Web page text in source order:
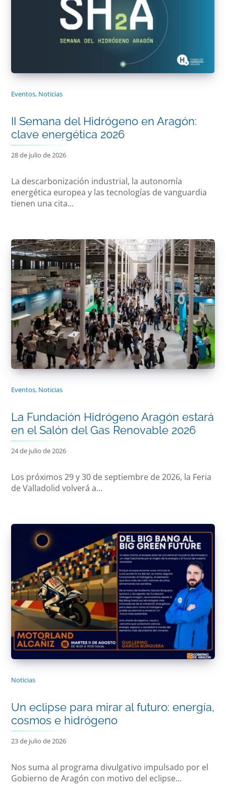
Eventos, Noticias
II Semana del Hidrógeno en Aragón:
clave energética 2026
28 de julio de 2026
La descarbonización industrial, la autonomía
energética europea y las tecnologías de vanguardia
tienen una cita...
Eventos, Noticias
La Fundación Hidrógeno Aragón estará
en el Salón del Gas Renovable 2026
24 de julio de 2026
Los próximos 29 y 30 de septiembre de 2026, la Feria
de Valladolid volverá a...
Noticias
Un eclipse para mirar al futuro: energía,
cosmos e hidrógeno
23 de julio de 2026
Nos suma al programa divulgativo impulsado por el
Gobierno de Aragón con motivo del eclipse...